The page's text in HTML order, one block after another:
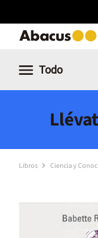
Todo
Libros Ciencia y